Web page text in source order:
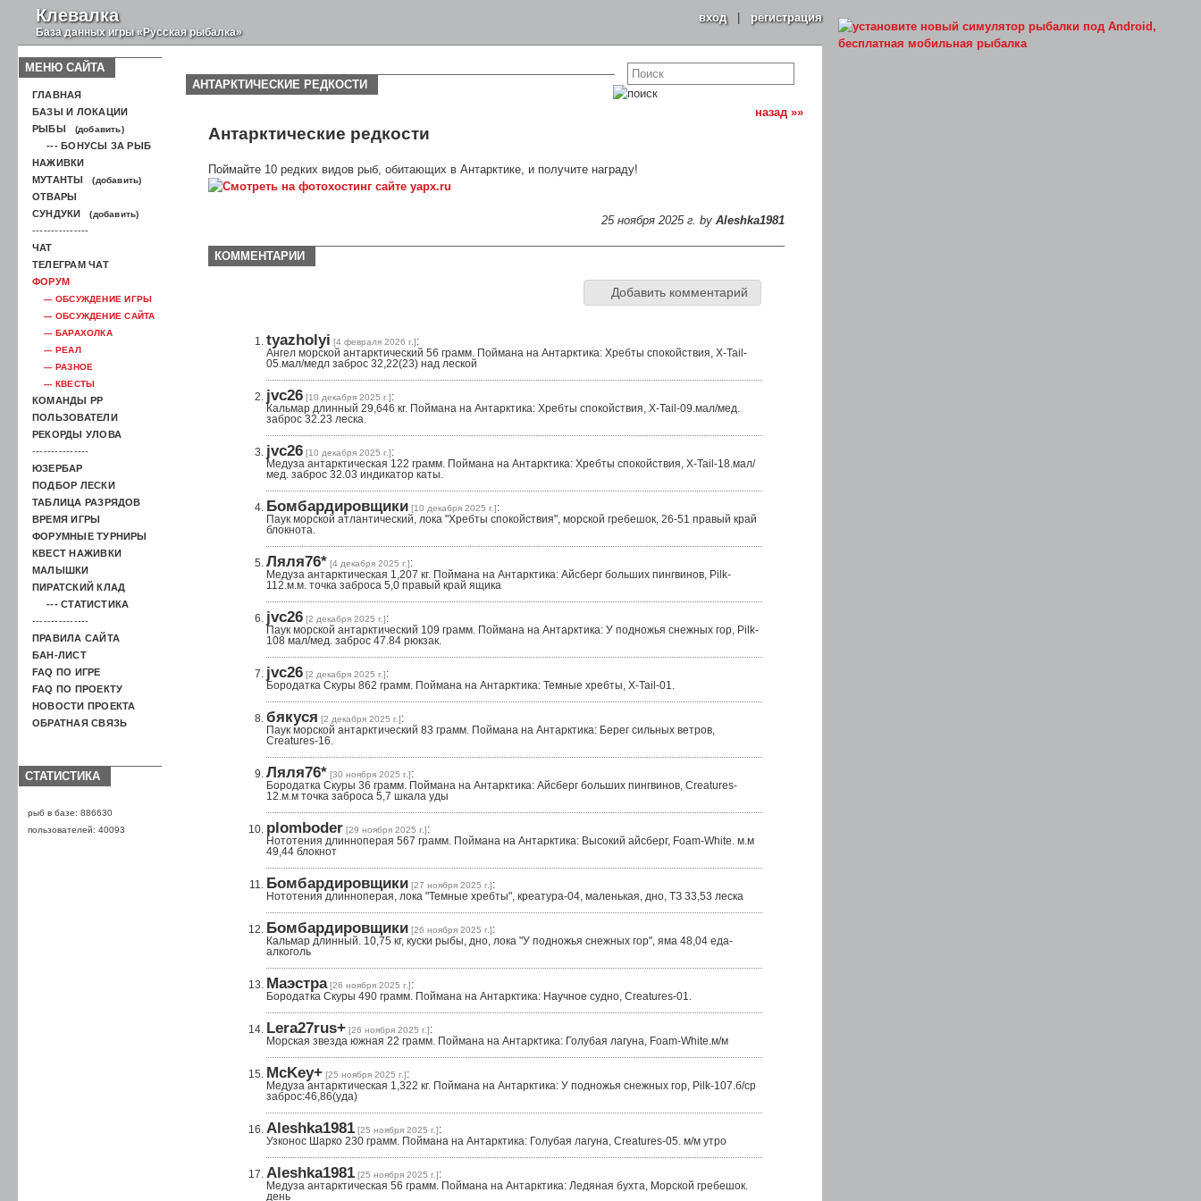
Клевалка
База данных игры «Русская рыбалка»
вход| регистрация
АНТАРКТИЧЕСКИЕ РЕДКОСТИ
назад »»
Антарктические редкости
Поймайте 10 редких видов рыб, обитающих в Антарктике, и получите награду!
25 ноября 2025 г. by Aleshka1981
КОММЕНТАРИИ
Добавить комментарий
tyazholyi [4 февраля 2026 г.]:
Ангел морской антарктический 56 грамм. Поймана на Антарктика: Хребты спокойствия, X-Tail-
05.мал/медл заброс 32,22(23) над леской
jvc26 [10 декабря 2025 г.]:
Кальмар длинный 29,646 кг. Поймана на Антарктика: Хребты спокойствия, X-Tail-09.мал/мед.
заброс 32.23 леска.
jvc26 [10 декабря 2025 г.]:
Медуза антарктическая 122 грамм. Поймана на Антарктика: Хребты спокойствия, X-Tail-18.мал/
мед. заброс 32.03 индикатор каты.
Бомбардировщики [10 декабря 2025 г.]:
Паук морской атлантический, лока "Хребты спокойствия", морской гребешок, 26-51 правый край
блокнота.
Ляля76* [4 декабря 2025 г.]:
Медуза антарктическая 1,207 кг. Поймана на Антарктика: Айсберг больших пингвинов, Pilk-
112.м.м. точка заброса 5,0 правый край ящика
jvc26 [2 декабря 2025 г.]:
Паук морской антарктический 109 грамм. Поймана на Антарктика: У подножья снежных гор, Pilk-
108 мал/мед. заброс 47.84 рюкзак.
jvc26 [2 декабря 2025 г.]:
Бородатка Скуры 862 грамм. Поймана на Антарктика: Темные хребты, X-Tail-01.
бякуся [2 декабря 2025 г.]:
Паук морской антарктический 83 грамм. Поймана на Антарктика: Берег сильных ветров,
Creatures-16.
Ляля76* [30 ноября 2025 г.]:
Бородатка Скуры 36 грамм. Поймана на Антарктика: Айсберг больших пингвинов, Creatures-
12.м.м точка заброса 5,7 шкала уды
plomboder [29 ноября 2025 г.]:
Нототения длинноперая 567 грамм. Поймана на Антарктика: Высокий айсберг, Foam-White. м.м
49,44 блокнот
Бомбардировщики [27 ноября 2025 г.]:
Нототения длинноперая, лока "Темные хребты", креатура-04, маленькая, дно, ТЗ 33,53 леска
Бомбардировщики [26 ноября 2025 г.]:
Кальмар длинный. 10,75 кг, куски рыбы, дно, лока "У подножья снежных гор", яма 48,04 еда-
алкоголь
Маэстра [26 ноября 2025 г.]:
Бородатка Скуры 490 грамм. Поймана на Антарктика: Научное судно, Creatures-01.
Lera27rus+ [26 ноября 2025 г.]:
Морская звезда южная 22 грамм. Поймана на Антарктика: Голубая лагуна, Foam-White.м/м
McKey+ [25 ноября 2025 г.]:
Медуза антарктическая 1,322 кг. Поймана на Антарктика: У подножья снежных гор, Pilk-107.б/ср
заброс:46,86(уда)
Aleshka1981 [25 ноября 2025 г.]:
Узконос Шарко 230 грамм. Поймана на Антарктика: Голубая лагуна, Creatures-05. м/м утро
Aleshka1981 [25 ноября 2025 г.]:
Медуза антарктическая 56 грамм. Поймана на Антарктика: Ледяная бухта, Морской гребешок.
день
МЕНЮ САЙТА
ГЛАВНАЯ
БАЗЫ И ЛОКАЦИИ
РЫБЫ
(добавить)
--- БОНУСЫ ЗА РЫБ
НАЖИВКИ
МУТАНТЫ
(добавить)
ОТВАРЫ
СУНДУКИ
(добавить)
---------------
ЧАТ
ТЕЛЕГРАМ ЧАТ
ФОРУМ
--- ОБСУЖДЕНИЕ ИГРЫ
--- ОБСУЖДЕНИЕ САЙТА
--- БАРАХОЛКА
--- РЕАЛ
--- РАЗНОЕ
--- КВЕСТЫ
КОМАНДЫ РР
ПОЛЬЗОВАТЕЛИ
РЕКОРДЫ УЛОВА
---------------
ЮЗЕРБАР
ПОДБОР ЛЕСКИ
ТАБЛИЦА РАЗРЯДОВ
ВРЕМЯ ИГРЫ
ФОРУМНЫЕ ТУРНИРЫ
КВЕСТ НАЖИВКИ
МАЛЫШКИ
ПИРАТСКИЙ КЛАД
--- СТАТИСТИКА
---------------
ПРАВИЛА САЙТА
БАН-ЛИСТ
FAQ ПО ИГРЕ
FAQ ПО ПРОЕКТУ
НОВОСТИ ПРОЕКТА
ОБРАТНАЯ СВЯЗЬ
СТАТИСТИКА
рыб в базе: 886630
пользователей: 40093